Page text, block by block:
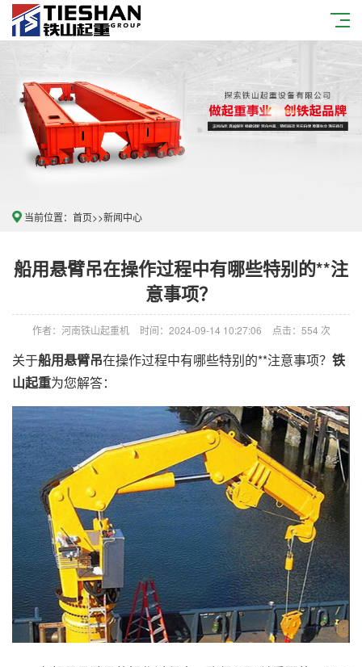
当前位置： 首页>>新闻中心
船用悬臂吊在操作过程中有哪些特别的**注
意事项？
作者：河南铁山起重机 时间：2024-09-14 10:27:06 点击：554 次
关于船用悬臂吊在操作过程中有哪些特别的**注意事项？ 铁
山起重为您解答：